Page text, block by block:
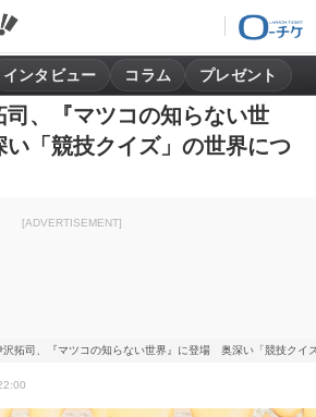
インタビュー コラム プレゼント
司、『マツコの知らない世
「競技クイズ」の世界につ
[ADVERTISEMENT]
沢拓司、『マツコの知らない世界』に登場 奥深い「競技クイ